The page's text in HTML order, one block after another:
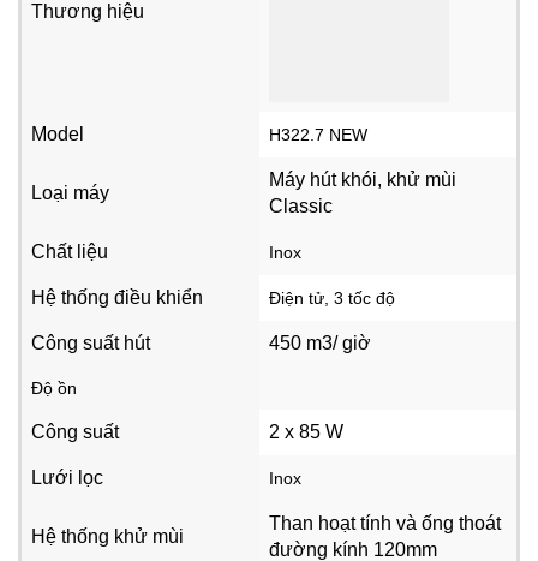
Thương hiệu
Model H322.7 NEW
Loại máy
Máy hút khói, khử mùi
Classic
Chất liệu Inox
Hệ thống điều khiển Điện tử, 3 tốc độ
Công suất hút 450 m3/ giờ
Độ ồn
Công suất 2 x 85 W
Lưới lọc Inox
Hệ thống khử mùi
Than hoạt tính và ống thoát
đường kính 120mm